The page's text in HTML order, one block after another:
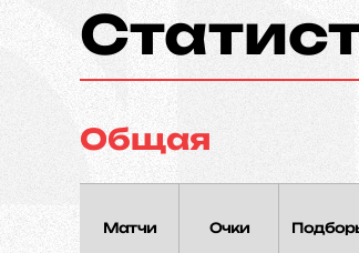
Общая
Матчи Очки